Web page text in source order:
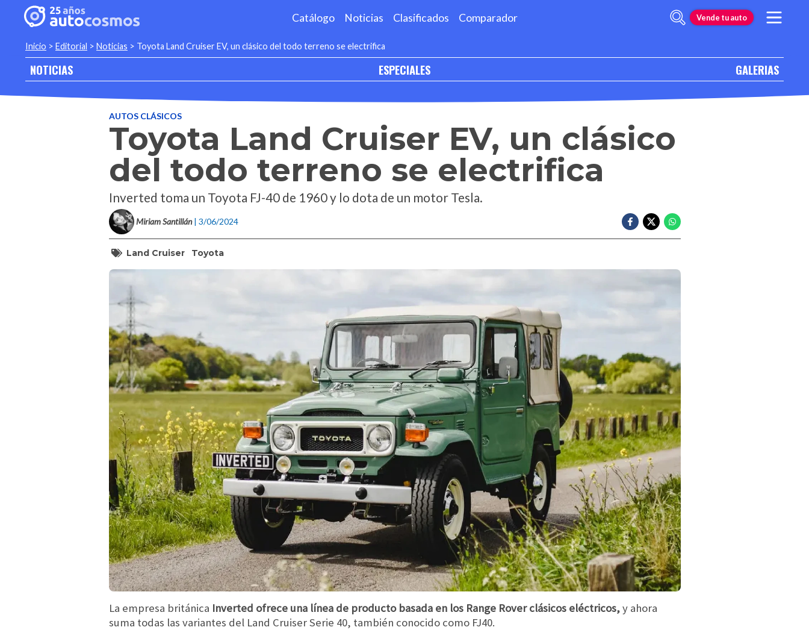
Catálogo Noticias Clasificados Comparador Vende tu auto
Inicio > Editorial > Noticias > Toyota Land Cruiser EV, un clásico del todo terreno se electrifica
NOTICIAS ESPECIALES GALERIAS
AUTOS CLÁSICOS
Toyota Land Cruiser EV, un clásico
del todo terreno se electrifica
Inverted toma un Toyota FJ-40 de 1960 y lo dota de un motor Tesla.
Miriam Santillán | 3/06/2024
Land Cruiser Toyota
La empresa británica Inverted ofrece una línea de producto basada en los Range Rover clásicos eléctricos,y ahora
suma todas las variantes del Land Cruiser Serie 40, también conocido como FJ40.